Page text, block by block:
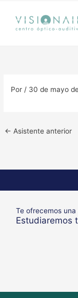
contenido
Por/ 30 de mayo
← Asistente anterior
Te ofrecemos una
Estudiaremos